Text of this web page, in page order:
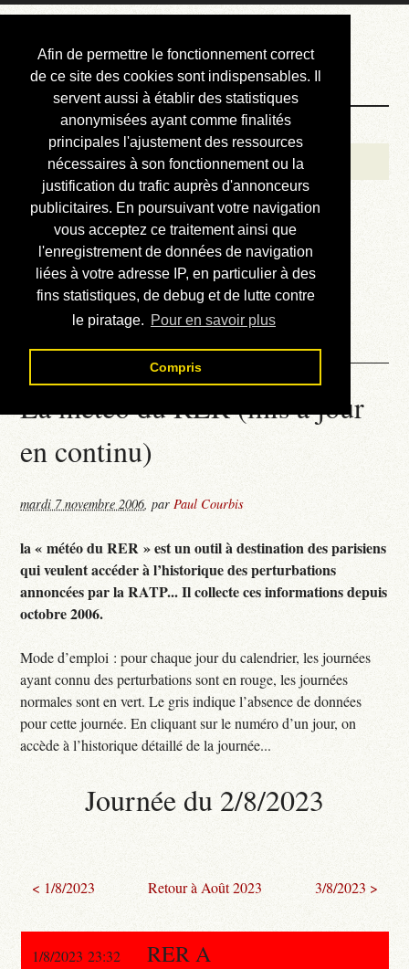
Afin de permettre le fonctionnement correct
de ce site des cookies sont indispensables. Il
servent aussi à établir des statistiques
anonymisées ayant comme finalités
principales l'ajustement des ressources
nécessaires à son fonctionnement ou la
justification du trafic auprès d'annonceurs
publicitaires. En poursuivant votre navigation
vous acceptez ce traitement ainsi que
l'enregistrement de données de navigation
liées à votre adresse IP, en particulier à des
fins statistiques, de debug et de lutte contre
le piratage. Pour en savoir plus
Compris
Courbis, « LE »
Blog Officiel
Bienvenue
Réalisations
Divers (et d’été)
Annonces
Liens externes
Téléchargement
Contact
La météo du RER (mis à jour
en continu)
mardi 7 novembre 2006,parPaul Courbis
la « météo du RER » est un outil à destination des parisiens
qui veulent accéder à l’historique des perturbations
annoncées par la RATP... Il collecte ces informations depuis
octobre 2006.
Mode d’emploi : pour chaque jour du calendrier, les journées
ayant connu des perturbations sont en rouge, les journées
normales sont en vert. Le gris indique l’absence de données
pour cette journée. En cliquant sur le numéro d’un jour, on
accède à l’historique détaillé de la journée...
Journée du 2/8/2023
< 1/8/2023 Retour à Août 2023 3/8/2023 >
1/8/2023 23:32 RER A